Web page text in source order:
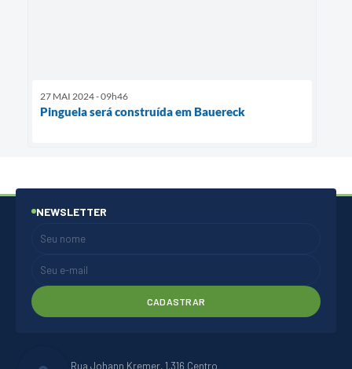
27 MAI 2024 - 09h46
Pinguela será construída em Bauereck
Rua Johann Kremer, 1.316 Centro
NEWSLETTER
CADASTRAR